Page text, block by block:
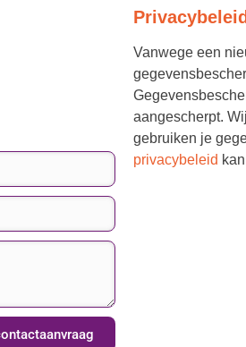
Vanwege een
aangescherpt.
gebruiken je
privacybeleid